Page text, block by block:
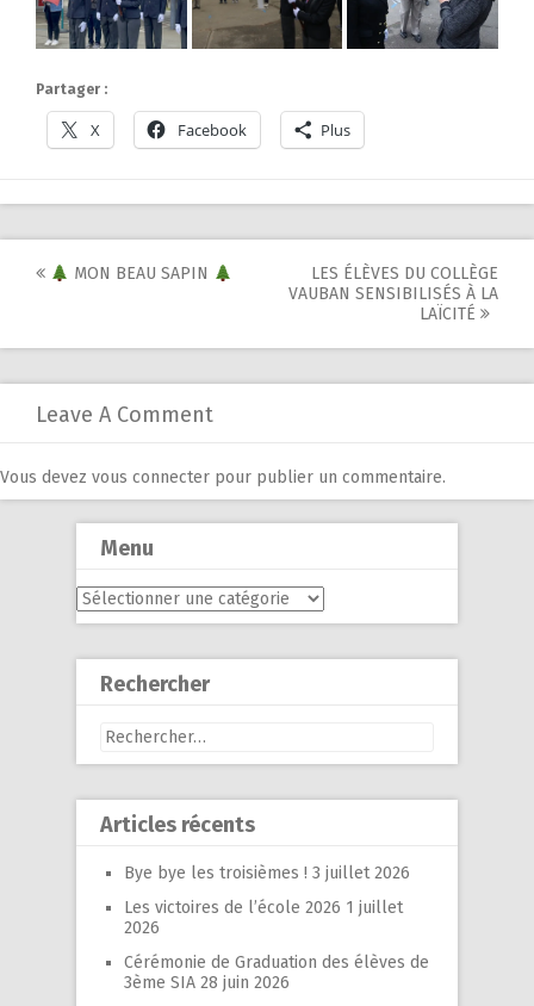
Partager :
X Facebook Plus
PostMON BEAU SAPIN
LES ÉLÈVES DU COLLÈGE
VAUBAN SENSIBILISÉS À LA
LAÏCITÉ
Leave A Comment
Vous devez vous connecter pour publier un commentaire.
Menu
Menu
Rechercher
Rechercher :
Articles récents
Bye bye les troisièmes ! 3 juillet 2026
Les victoires de l’école 2026 1 juillet
2026
Cérémonie de Graduation des élèves de
3ème SIA 28 juin 2026